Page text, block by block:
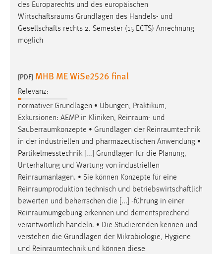
des Europarechts und des europäischen
Wirtschaftsraums Grundlagen des Handels- und
Gesellschafts rechts 2. Semester (15 ECTS) Anrechnung
möglich
[PDF] MHB ME WiSe2526 final
Relevanz:
normativer Grundlagen • Übungen, Praktikum,
Exkursionen: AEMP in Kliniken, Reinraum- und
Sauberraumkonzepte • Grundlagen der Reinraumtechnik
in der industriellen und pharmazeutischen Anwendung •
Partikelmesstechnik [...] Grundlagen für die Planung,
Unterhaltung und Wartung von industriellen
Reinraumanlagen. • Sie können Konzepte für eine
Reinraumproduktion technisch und betriebswirtschaftlich
bewerten und beherrschen die [...] -führung in einer
Reinraumumgebung erkennen und dementsprechend
verantwortlich handeln. • Die Studierenden kennen und
verstehen die Grundlagen der Mikrobiologie, Hygiene
und Reinraumtechnik und können diese